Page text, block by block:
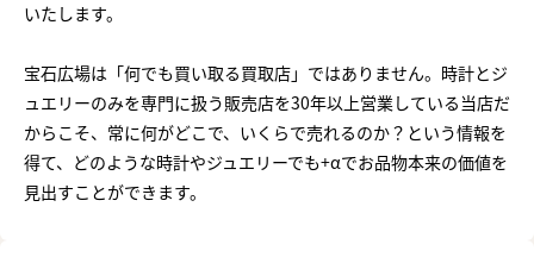
いたします。
宝石広場は「何でも買い取る買取店」ではありません。時計とジ
ュエリーのみを専門に扱う販売店を30年以上営業している当店だ
からこそ、常に何がどこで、いくらで売れるのか？という情報を
得て、どのような時計やジュエリーでも+αでお品物本来の価値を
見出すことができます。